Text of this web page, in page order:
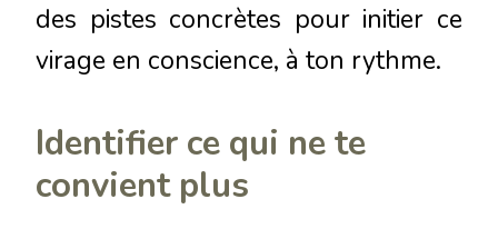
des pistes concrètes pour initier ce
virage en conscience, à ton rythme.
Identifier ce qui ne te
convient plus